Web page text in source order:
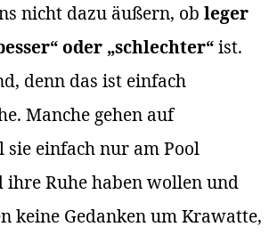
nicht dazu äußern, obleger
oder „schlechter“ist.
denn das ist einfach
Manche gehen auf
einfach nur am Pool
ihre Ruhe haben wollen und
keine Gedanken um Krawatte,